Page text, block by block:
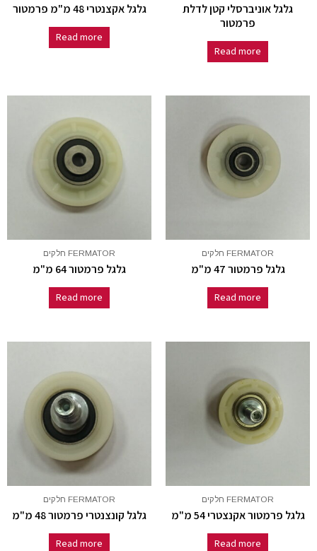
גלגל אוניברסלי קטן לדלת
פרמטור
Read more
גלגל אקצנטרי 48 מ"מ פרמטור
Read more
FERMATOR חלקים
גלגל פרמטור 47 מ"מ
Read more
FERMATOR חלקים
גלגל פרמטור 64 מ"מ
Read more
FERMATOR חלקים
גלגל פרמטור אקנצטרי 54 מ"מ
Read more
FERMATOR חלקים
גלגל קונצנטרי פרמטור 48 מ"מ
Read more